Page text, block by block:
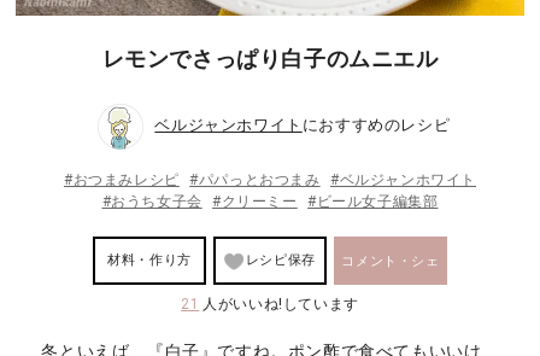
レモンでさっぱり白子のムニエル
ベルジャンホワイト におすすめのレシピ
#おつまみレシピ #パパっとおつまみ
#ベルジャンホワイト
#おうち女子会
#クリーミー #ビール女子編集部
材料・作り方 レシピ保存 コメント・シェ
21 人がいいね!しています
冬といえば、『白子』ですね。ポン酢で食べてもいいけ